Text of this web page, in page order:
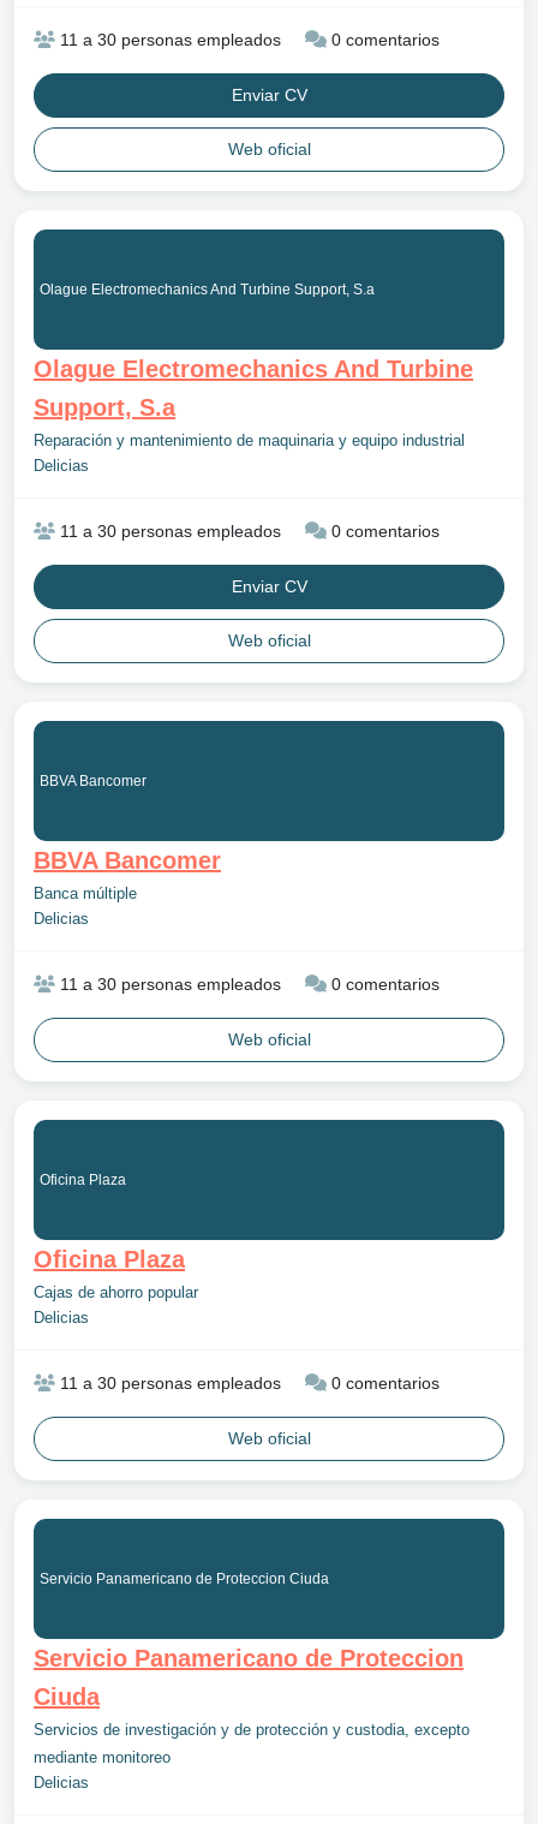
11 a 30 personas empleados 0 comentarios
Enviar CV
Web oficial
Olague Electromechanics And Turbine Support, S.a
Olague Electromechanics And Turbine
Support, S.a
Reparación y mantenimiento de maquinaria y equipo industrial
Delicias
11 a 30 personas empleados 0 comentarios
Enviar CV
Web oficial
BBVA Bancomer
BBVA Bancomer
Banca múltiple
Delicias
11 a 30 personas empleados 0 comentarios
Web oficial
Oficina Plaza
Oficina Plaza
Cajas de ahorro popular
Delicias
11 a 30 personas empleados 0 comentarios
Web oficial
Servicio Panamericano de Proteccion Ciuda
Servicio Panamericano de Proteccion
Ciuda
Servicios de investigación y de protección y custodia, excepto
mediante monitoreo
Delicias